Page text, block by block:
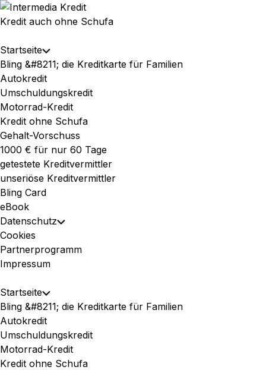
Skip
to
Kredit auch ohne Schufa
Expand
Menu
Startseite Toggle
Child
Menu
Bling &#8211; die Kreditkarte für Familien
Autokredit
Umschuldungskredit
Motorrad-Kredit
Kredit ohne Schufa
Gehalt-Vorschuss
1000 € für nur 60 Tage
getestete Kreditvermittler
unseriöse Kreditvermittler
Bling Card
eBook
Datenschutz Toggle
Menu
Cookies
Partnerprogramm
Impressum
Expand
Menu
Startseite Toggle
Child
Menu
Bling &#8211; die Kreditkarte für Familien
Autokredit
Umschuldungskredit
Motorrad-Kredit
Kredit ohne Schufa